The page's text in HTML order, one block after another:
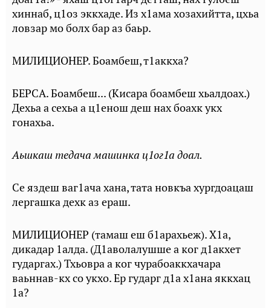
хиннаб, ц1оз эккхаде. Из х1ама хозахийтта, цхьа
ловзар мо болх бар аз баьр.
МИЛИЦИОНЕР. Боамбеш, т1аккха?
БЕРСА. Боамбеш... (Кисара боамбеш хьалдоах.)
Дехьа а сехьа а ц1енош деш нах боахк укх
гонахьа.
Аьшкаш тедача машинка ц1ог1а доал.
Се яздеш ваг1ача хана, тата новкъа хургдоацаш
лергашка дехк аз ераш.
МИЛИЦИОНЕР (тамаш еш б1арахьеж). Х1а,
дикадар 1алда. (Д1аволалушше а ког д1акхет
гударгах.) Тхьовра а ког чурабоаккхачара
ваьннав-кх со укхо. Ер гударг д1а х1ана яккхац
1а?